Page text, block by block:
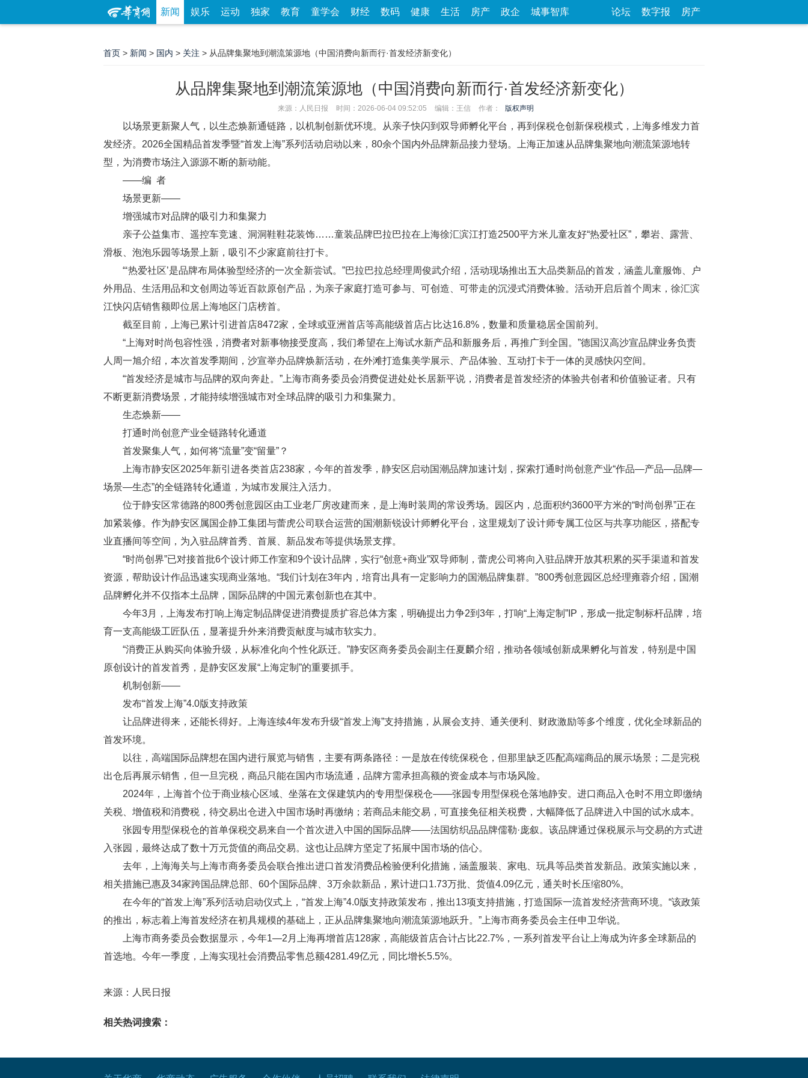
新闻 娱乐 运动 独家 教育 童学会 财经 数码 健康 生活 房产 政企 城事智库 论坛 数字报 房产
首页 > 新闻 > 国内 > 关注 > 从品牌集聚地到潮流策源地（中国消费向新而行·首发经济新变化）
从品牌集聚地到潮流策源地（中国消费向新而行·首发经济新变化）
来源：人民日报 时间：2026-06-04 09:52:05 编辑：王信 作者： 版权声明
以场景更新聚人气，以生态焕新通链路，以机制创新优环境。从亲子快闪到双导师孵化平台，再到保税仓创新保税模式，上海多维发力首
发经济。2026全国精品首发季暨“首发上海”系列活动启动以来，80余个国内外品牌新品接力登场。上海正加速从品牌集聚地向潮流策源地转
型，为消费市场注入源源不断的新动能。
——编 者
场景更新——
增强城市对品牌的吸引力和集聚力
亲子公益集市、遥控车竞速、洞洞鞋鞋花装饰……童装品牌巴拉巴拉在上海徐汇滨江打造2500平方米儿童友好“热爱社区”，攀岩、露营、
滑板、泡泡乐园等场景上新，吸引不少家庭前往打卡。
“‘热爱社区’是品牌布局体验型经济的一次全新尝试。”巴拉巴拉总经理周俊武介绍，活动现场推出五大品类新品的首发，涵盖儿童服饰、户
外用品、生活用品和文创周边等近百款原创产品，为亲子家庭打造可参与、可创造、可带走的沉浸式消费体验。活动开启后首个周末，徐汇滨
江快闪店销售额即位居上海地区门店榜首。
截至目前，上海已累计引进首店8472家，全球或亚洲首店等高能级首店占比达16.8%，数量和质量稳居全国前列。
“上海对时尚包容性强，消费者对新事物接受度高，我们希望在上海试水新产品和新服务后，再推广到全国。”德国汉高沙宣品牌业务负责
人周一旭介绍，本次首发季期间，沙宣举办品牌焕新活动，在外滩打造集美学展示、产品体验、互动打卡于一体的灵感快闪空间。
“首发经济是城市与品牌的双向奔赴。”上海市商务委员会消费促进处处长居新平说，消费者是首发经济的体验共创者和价值验证者。只有
不断更新消费场景，才能持续增强城市对全球品牌的吸引力和集聚力。
生态焕新——
打通时尚创意产业全链路转化通道
首发聚集人气，如何将“流量”变“留量”？
上海市静安区2025年新引进各类首店238家，今年的首发季，静安区启动国潮品牌加速计划，探索打通时尚创意产业“作品—产品—品牌—
场景—生态”的全链路转化通道，为城市发展注入活力。
位于静安区常德路的800秀创意园区由工业老厂房改建而来，是上海时装周的常设秀场。园区内，总面积约3600平方米的“时尚创界”正在
加紧装修。作为静安区属国企静工集团与蕾虎公司联合运营的国潮新锐设计师孵化平台，这里规划了设计师专属工位区与共享功能区，搭配专
业直播间等空间，为入驻品牌首秀、首展、新品发布等提供场景支撑。
“时尚创界”已对接首批6个设计师工作室和9个设计品牌，实行“创意+商业”双导师制，蕾虎公司将向入驻品牌开放其积累的买手渠道和首发
资源，帮助设计作品迅速实现商业落地。“我们计划在3年内，培育出具有一定影响力的国潮品牌集群。”800秀创意园区总经理雍蓉介绍，国潮
品牌孵化并不仅指本土品牌，国际品牌的中国元素创新也在其中。
今年3月，上海发布打响上海定制品牌促进消费提质扩容总体方案，明确提出力争2到3年，打响“上海定制”IP，形成一批定制标杆品牌，培
育一支高能级工匠队伍，显著提升外来消费贡献度与城市软实力。
“消费正从购买向体验升级，从标准化向个性化跃迁。”静安区商务委员会副主任夏麟介绍，推动各领域创新成果孵化与首发，特别是中国
原创设计的首发首秀，是静安区发展“上海定制”的重要抓手。
机制创新——
发布“首发上海”4.0版支持政策
让品牌进得来，还能长得好。上海连续4年发布升级“首发上海”支持措施，从展会支持、通关便利、财政激励等多个维度，优化全球新品的
首发环境。
以往，高端国际品牌想在国内进行展览与销售，主要有两条路径：一是放在传统保税仓，但那里缺乏匹配高端商品的展示场景；二是完税
出仓后再展示销售，但一旦完税，商品只能在国内市场流通，品牌方需承担高额的资金成本与市场风险。
2024年，上海首个位于商业核心区域、坐落在文保建筑内的专用型保税仓——张园专用型保税仓落地静安。进口商品入仓时不用立即缴纳
关税、增值税和消费税，待交易出仓进入中国市场时再缴纳；若商品未能交易，可直接免征相关税费，大幅降低了品牌进入中国的试水成本。
张园专用型保税仓的首单保税交易来自一个首次进入中国的国际品牌——法国纺织品品牌儒勒·庞叙。该品牌通过保税展示与交易的方式进
入张园，最终达成了数十万元货值的商品交易。这也让品牌方坚定了拓展中国市场的信心。
去年，上海海关与上海市商务委员会联合推出进口首发消费品检验便利化措施，涵盖服装、家电、玩具等品类首发新品。政策实施以来，
相关措施已惠及34家跨国品牌总部、60个国际品牌、3万余款新品，累计进口1.73万批、货值4.09亿元，通关时长压缩80%。
在今年的“首发上海”系列活动启动仪式上，“首发上海”4.0版支持政策发布，推出13项支持措施，打造国际一流首发经济营商环境。“该政策
的推出，标志着上海首发经济在初具规模的基础上，正从品牌集聚地向潮流策源地跃升。”上海市商务委员会主任申卫华说。
上海市商务委员会数据显示，今年1—2月上海再增首店128家，高能级首店合计占比22.7%，一系列首发平台让上海成为许多全球新品的
首选地。今年一季度，上海实现社会消费品零售总额4281.49亿元，同比增长5.5%。
来源：人民日报
相关热词搜索：